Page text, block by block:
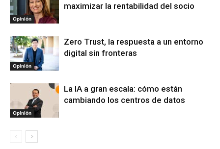
Opinión
maximizar la rentabilidad del socio
Opinión
Zero Trust, la respuesta a un entorno
digital sin fronteras
Opinión
La IA a gran escala: cómo están
cambiando los centros de datos